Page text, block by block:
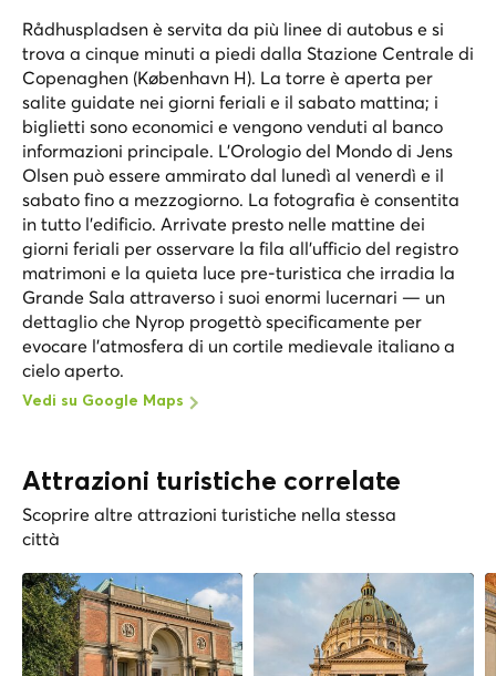
Rådhuspladsen è servita da più linee di autobus e si
trova a cinque minuti a piedi dalla Stazione Centrale di
Copenaghen (København H). La torre è aperta per
salite guidate nei giorni feriali e il sabato mattina; i
biglietti sono economici e vengono venduti al banco
informazioni principale. L'Orologio del Mondo di Jens
Olsen può essere ammirato dal lunedì al venerdì e il
sabato fino a mezzogiorno. La fotografia è consentita
in tutto l'edificio. Arrivate presto nelle mattine dei
giorni feriali per osservare la fila all'ufficio del registro
matrimoni e la quieta luce pre-turistica che irradia la
Grande Sala attraverso i suoi enormi lucernari — un
dettaglio che Nyrop progettò specificamente per
evocare l'atmosfera di un cortile medievale italiano a
cielo aperto.
Vedi su Google Maps
Attrazioni turistiche correlate
Scoprire altre attrazioni turistiche nella stessa
città